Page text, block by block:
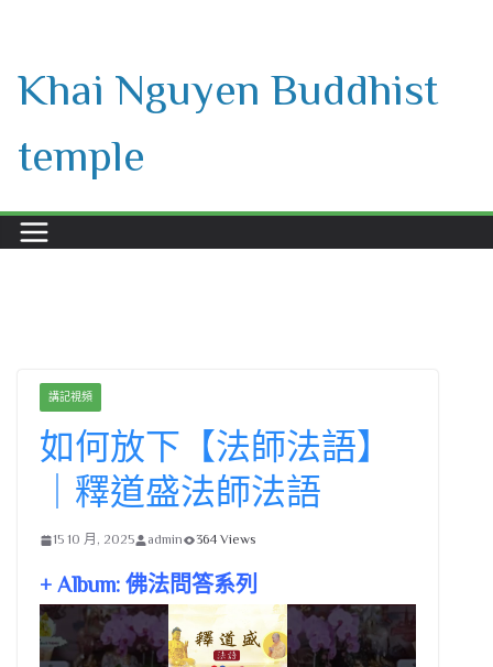
content
Khai Nguyen Buddhist
temple
講記視頻
如何放下【法師法語】
｜釋道盛法師法語
15 10 月, 2025 admin 364 Views
+ Album: 佛法問答系列